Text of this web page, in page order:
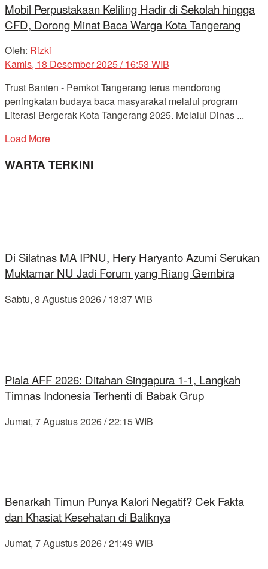
Mobil Perpustakaan Keliling Hadir di Sekolah hingga
CFD, Dorong Minat Baca Warga Kota Tangerang
Oleh: Rizki
Kamis, 18 Desember 2025 / 16:53 WIB
Trust Banten - Pemkot Tangerang terus mendorong
peningkatan budaya baca masyarakat melalui program
Literasi Bergerak Kota Tangerang 2025. Melalui Dinas ...
Load More
WARTA TERKINI
Di Silatnas MA IPNU, Hery Haryanto Azumi Serukan
Muktamar NU Jadi Forum yang Riang Gembira
Sabtu, 8 Agustus 2026 / 13:37 WIB
Piala AFF 2026: Ditahan Singapura 1-1, Langkah
Timnas Indonesia Terhenti di Babak Grup
Jumat, 7 Agustus 2026 / 22:15 WIB
Benarkah Timun Punya Kalori Negatif? Cek Fakta
dan Khasiat Kesehatan di Baliknya
Jumat, 7 Agustus 2026 / 21:49 WIB